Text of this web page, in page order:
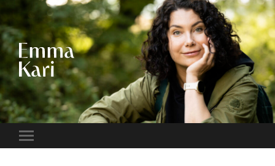
EMMA
KARI
Toggle